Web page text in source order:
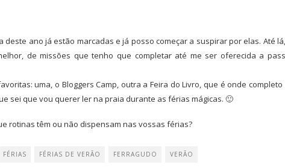
ano já estão marcadas e já posso começar a suspirar por elas. Até
de missões que tenho que completar até me ser oferecida a
uma, o Bloggers Camp, outra a Feira do Livro, que é onde
sei que vou querer ler na praia durante as férias mágicas. 🙂
rotinas têm ou não dispensam nas vossas férias?
FÉRIAS FÉRIAS DE VERÃO FERRAGUDO VERÃO